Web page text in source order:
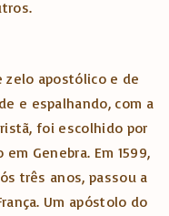
zelo apostólico e de
e espalhando, com a
foi escolhido por
Genebra. Em 1599,
três anos, passou a
Um apóstolo do